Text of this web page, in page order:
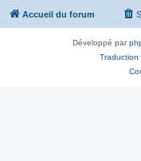
Accueil du forum
Développé par
Traduction